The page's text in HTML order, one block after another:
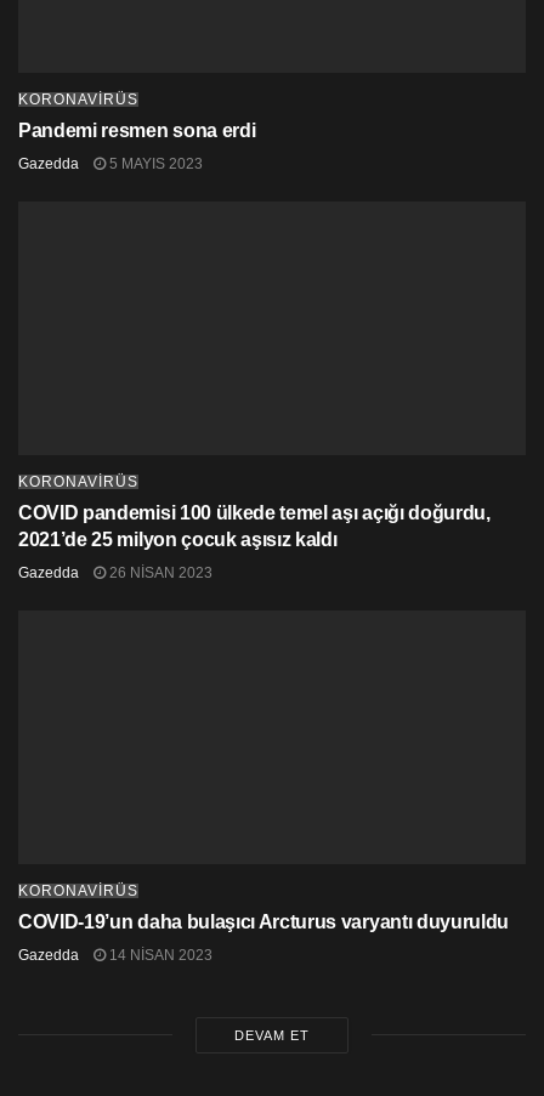
KORONAVİRÜS
Pandemi resmen sona erdi
Gazedda 5 MAYIS 2023
KORONAVİRÜS
COVID pandemisi 100 ülkede temel aşı açığı doğurdu,
2021’de 25 milyon çocuk aşısız kaldı
Gazedda 26 NISAN 2023
KORONAVİRÜS
COVID-19’un daha bulaşıcı Arcturus varyantı duyuruldu
Gazedda 14 NISAN 2023
DEVAM ET